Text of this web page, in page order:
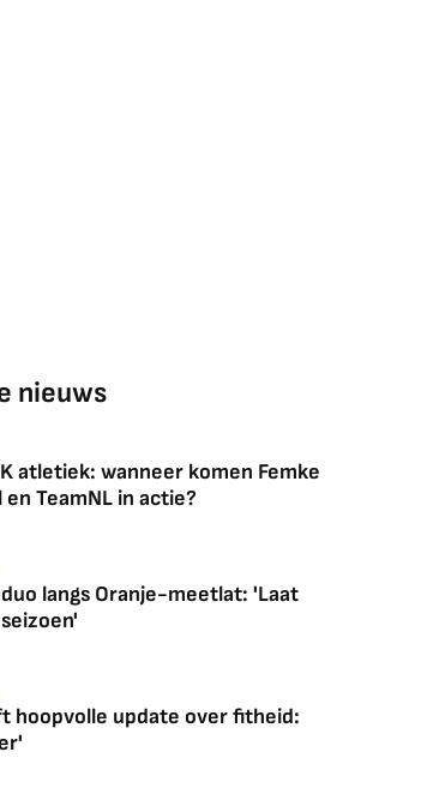
nieuws
atletiek: wanneer komen Femke
TeamNL in actie?
langs Oranje-meetlat: 'Laat
hoopvolle update over fitheid: